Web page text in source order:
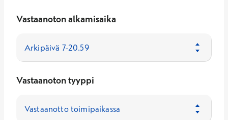
Vastaanoton alkamisaika
Vastaanoton tyyppi